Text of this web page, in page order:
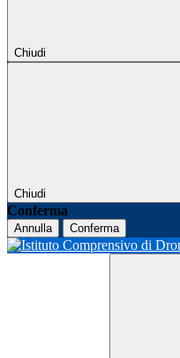
Chiudi
Chiudi
Conferma
Annulla Conferma